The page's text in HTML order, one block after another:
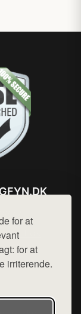
for at
for at
irriterende.
privatlivspolitik